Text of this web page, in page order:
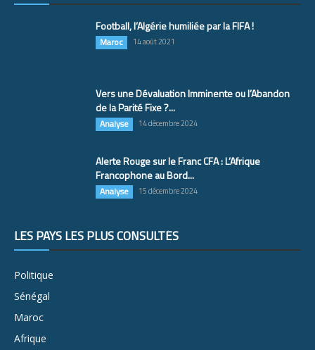
Football, l’Algérie humiliée par la FIFA !
Maroc 14 août 2021
Vers une Dévaluation Imminente ou l’Abandon
de la Parité Fixe ?...
Analyse 14 décembre 2024
Alerte Rouge sur le Franc CFA : L’Afrique
Francophone au Bord...
Analyse 15 décembre 2024
LES PAYS LES PLUS CONSULTÉS
Politique
Sénégal
Maroc
Afrique